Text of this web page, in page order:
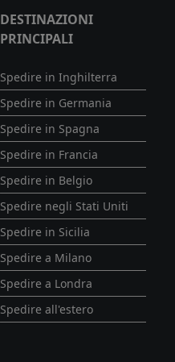
DESTINAZIONI
PRINCIPALI
Spedire in Inghilterra
Spedire in Germania
Spedire in Spagna
Spedire in Francia
Spedire in Belgio
Spedire negli Stati Uniti
Spedire in Sicilia
Spedire a Milano
Spedire a Londra
Spedire all'estero